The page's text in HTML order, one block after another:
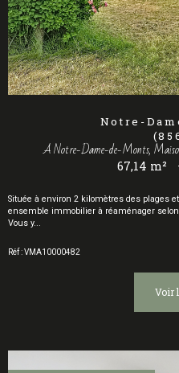
Notre-
A Notre-Dame-de-Monts,
67,14 m²
Située à environ 2 kilomètres des plages
ensemble immobilier à réaménager selon
Vous y...
Réf : VMA10000482
voir